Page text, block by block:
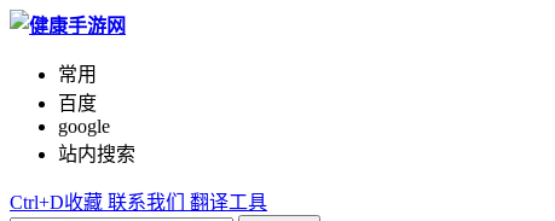
常用
百度
google
站内搜索
Ctrl+D收藏 联系我们 翻译工具